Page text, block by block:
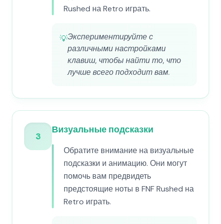
Rushed на Retro играть.
💡Экспериментируйте с
различными настройками
клавиш, чтобы найти то, что
лучше всего подходит вам.
3
Визуальные подсказки
Обратите внимание на визуальные
подсказки и анимацию. Они могут
помочь вам предвидеть
предстоящие ноты в FNF Rushed на
Retro играть.